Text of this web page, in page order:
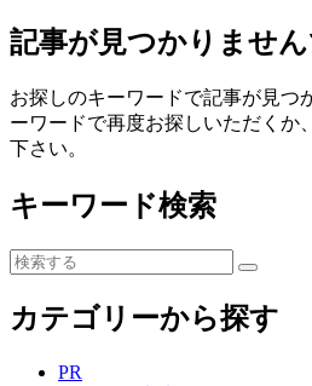
記事が見つかりません
お探しのキーワードで記事が見つ
ーワードで再度お探しいただくか
下さい。
キーワード検索
カテゴリーから探す
PR